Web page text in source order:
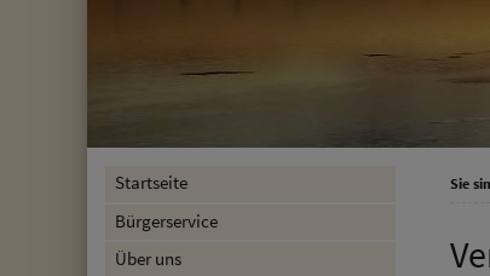
Startseite
Bürgerservice
Über uns
Sie